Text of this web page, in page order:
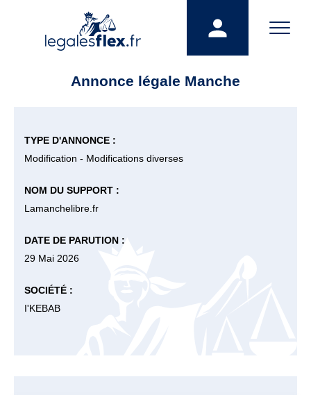
Annonce légale Manche
TYPE D'ANNONCE :
Modification - Modifications diverses
NOM DU SUPPORT :
Lamanchelibre.fr
DATE DE PARUTION :
29 Mai 2026
SOCIÉTÉ :
I'KEBAB